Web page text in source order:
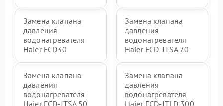
Замена клапана
давления
водонагревателя
Haier FCD30
Замена клапана
давления
водонагревателя
Haier FCD-JTSA 70
Замена клапана
давления
водонагревателя
Haier FCD-JTSA 50
Замена клапана
давления
водонагревателя
Haier FCD-JTLD 300